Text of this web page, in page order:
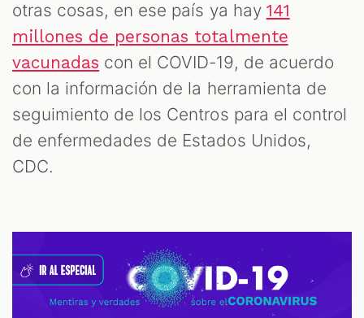
otras cosas, en ese país ya hay 141
millones de personas totalmente
vacunadas con el COVID-19, de acuerdo
con la información de la herramienta de
seguimiento de los Centros para el control
de enfermedades de Estados Unidos,
CDC.